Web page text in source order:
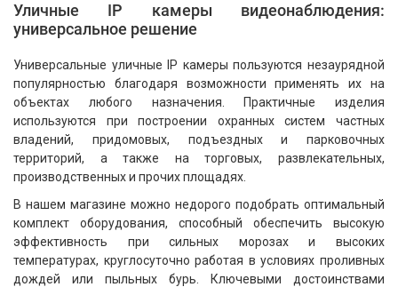
Уличные IP камеры видеонаблюдения:
универсальное решение
Универсальные уличные IP камеры пользуются незаурядной
популярностью благодаря возможности применять их на
объектах любого назначения. Практичные изделия
используются при построении охранных систем частных
владений, придомовых, подъездных и парковочных
территорий, а также на торговых, развлекательных,
производственных и прочих площадях.
В нашем магазине можно недорого подобрать оптимальный
комплект оборудования, способный обеспечить высокую
эффективность при сильных морозах и высоких
температурах, круглосуточно работая в условиях проливных
дождей или пыльных бурь. Ключевыми достоинствами